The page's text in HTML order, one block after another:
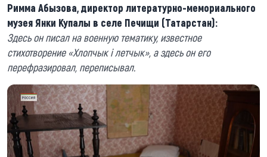
Римма Абызова, директор литературно-мемориального
музея Янки Купалы в селе Печищи (Татарстан):
Здесь он писал на военную тематику, известное
стихотворение «Хлопчык і летчык», а здесь он его
перефразировал, переписывал.